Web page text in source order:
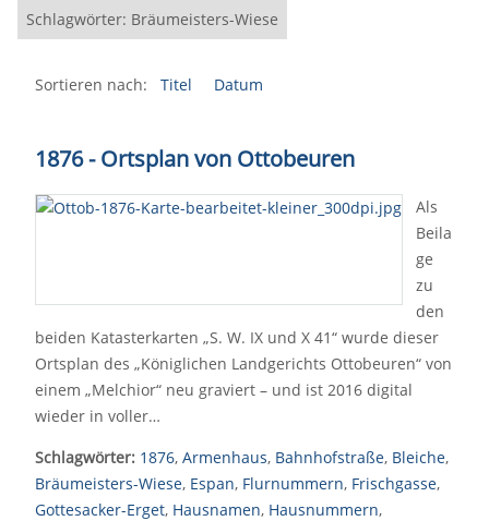
Schlagwörter: Bräumeisters-Wiese
Sortieren nach: Titel Datum
1876 - Ortsplan von Ottobeuren
Als
Beila
ge
zu
den
beiden Katasterkarten „S. W. IX und X 41“ wurde dieser
Ortsplan des „Königlichen Landgerichts Ottobeuren“ von
einem „Melchior“ neu graviert – und ist 2016 digital
wieder in voller…
Schlagwörter: 1876, Armenhaus, Bahnhofstraße, Bleiche,
Bräumeisters-Wiese, Espan, Flurnummern, Frischgasse,
Gottesacker-Erget, Hausnamen, Hausnummern,